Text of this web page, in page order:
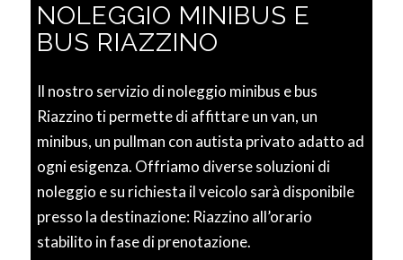
NOLEGGIO MINIBUS E
BUS RIAZZINO
Il nostro servizio di noleggio minibus e bus
Riazzino ti permette di affittare un van, un
minibus, un pullman con autista privato adatto ad
ogni esigenza. Offriamo diverse soluzioni di
noleggio e su richiesta il veicolo sarà disponibile
presso la destinazione: Riazzino all’orario
stabilito in fase di prenotazione.